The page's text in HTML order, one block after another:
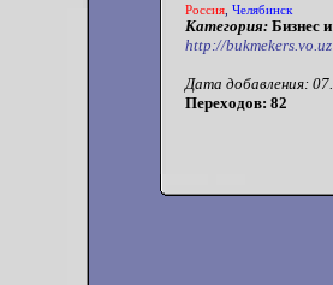
Россия Челябинск
Категория: Бизнес
http://bukmekers.vo.uz
Дата добавления:
Переходов: 82